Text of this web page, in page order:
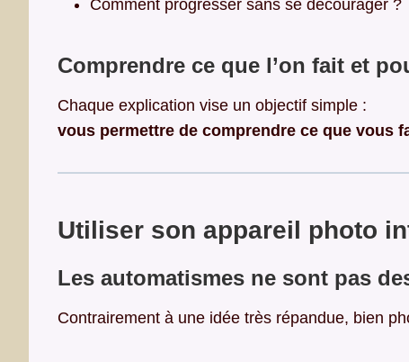
Comment progresser sans se décourager ?
Comprendre ce que l’on fait et
Chaque explication vise un objectif simple :
vous permettre de comprendre ce que vous
Utiliser son appareil photo
Les automatismes ne sont pas
Contrairement à une idée très répandue, bien